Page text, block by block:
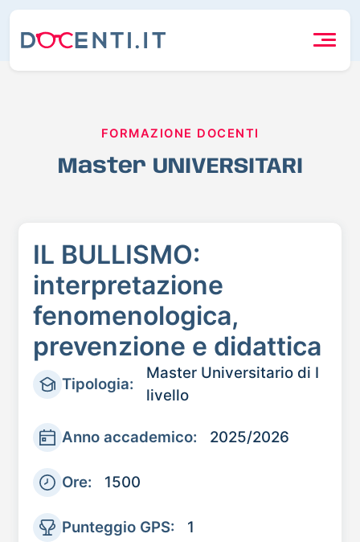
FORMAZIONE DOCENTI
Master UNIVERSITARI
IL BULLISMO:
interpretazione
fenomenologica,
prevenzione e didattica
Tipologia:
Master Universitario di I
livello
Anno accademico: 2025/2026
Ore: 1500
Punteggio GPS: 1